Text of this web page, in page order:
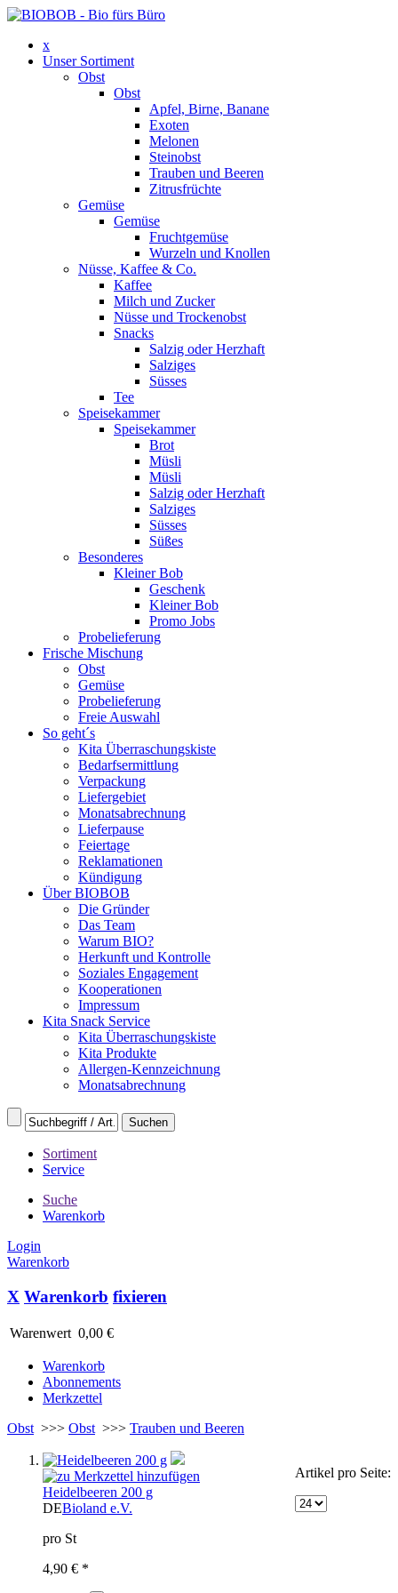
x
Unser Sortiment
Obst
Obst
Apfel, Birne, Banane
Exoten
Melonen
Steinobst
Trauben und Beeren
Zitrusfrüchte
Gemüse
Gemüse
Fruchtgemüse
Wurzeln und Knollen
Nüsse, Kaffee & Co.
Kaffee
Milch und Zucker
Nüsse und Trockenobst
Snacks
Salzig oder Herzhaft
Salziges
Süsses
Tee
Speisekammer
Speisekammer
Brot
Müsli
Müsli
Salzig oder Herzhaft
Salziges
Süsses
Süßes
Besonderes
Kleiner Bob
Geschenk
Kleiner Bob
Promo Jobs
Probelieferung
Frische Mischung
Obst
Gemüse
Probelieferung
Freie Auswahl
So geht´s
Kita Überraschungskiste
Bedarfsermittlung
Verpackung
Liefergebiet
Monatsabrechnung
Lieferpause
Feiertage
Reklamationen
Kündigung
Über BIOBOB
Die Gründer
Das Team
Warum BIO?
Herkunft und Kontrolle
Soziales Engagement
Kooperationen
Impressum
Kita Snack Service
Kita Überraschungskiste
Kita Produkte
Allergen-Kennzeichnung
Monatsabrechnung
Sortiment
Service
Suche
Warenkorb
Login
Warenkorb
X Warenkorb fixieren
Warenwert 0,00 €
Warenkorb
Abonnements
Merkzettel
Obst >>> Obst >>> Trauben und Beeren
Artikel pro Seite:
Heidelbeeren 200 g
DEBioland e.V.
pro St
4,90 € *